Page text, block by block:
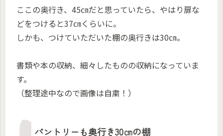
ここの奥行き、45㎝だと思っていたら、やはり扉な
どをつけると37㎝くらいに。
しかも、つけていただいた棚の奥行きは30㎝。
書類や本の収納、細々したものの収納になっていま
す。
（整理途中なので画像は自粛！）
パントリーも奥行き30㎝の棚